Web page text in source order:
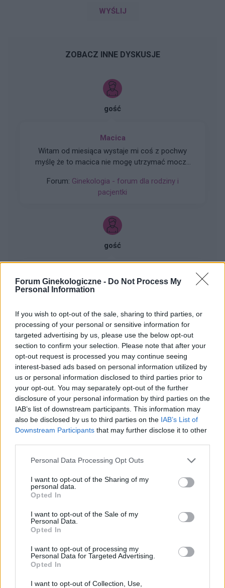
Forum Ginekologiczne - Do Not Process My
Personal Information
If you wish to opt-out of the sale, sharing to third parties, or
processing of your personal or sensitive information for
targeted advertising by us, please use the below opt-out
section to confirm your selection. Please note that after your
opt-out request is processed you may continue seeing
interest-based ads based on personal information utilized by
us or personal information disclosed to third parties prior to
your opt-out. You may separately opt-out of the further
disclosure of your personal information by third parties on the
IAB’s list of downstream participants. This information may
also be disclosed by us to third parties on the IAB’s List of
Downstream Participants that may further disclose it to other
Personal Data Processing Opt Outs
I want to opt-out of the Sharing of my
personal data.
Opted In
I want to opt-out of the Sale of my
Personal Data.
Opted In
I want to opt-out of processing my
Personal Data for Targeted Advertising.
Opted In
I want to opt-out of Collection, Use,
WYŚLIJ
ZOBACZ INNE DYSKUSJE
gość
Macica
Witam od miesiąca wystaje mi coś z pochwy
myślę że to macica nie mogę utrzymać moczu
Forum: Ginekologia - forum dla rodziny i
pacjentki
gość
Co robić ? Zapomniałam tabletki qlaira w 6 dniu.
jednocześnie dwie tabletki z 6 i 7 dnia. Czy
mogłam zajść w ciążę???
Forum: Ginekologia - specjalista radzi, dla
pacjentki
olok
Tabletka dzień po ellaone
Cześć, 18.06.2026. Miałam stosunek z
partnerem bez zabezpieczenia. Po 10h wzięłam
tabletkę Ellaone. Pierwszy dzień ostatniej
miesiączki to 25/26 maja. Zwykle mam okres
okres. Aplikacja pokazuje że stosunek był w dni
niepłodne. Czy jest spora szansa na ciążę,
pacjentki
gość
Brak miesiączki
Jestem po poronieniu i brałam profilaktycznie
zapalenie pęcherza moczowego i brałam też